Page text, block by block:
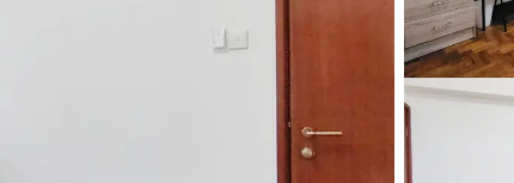
库存和合同为准。
Singapore University of Social Sciences、Singapore